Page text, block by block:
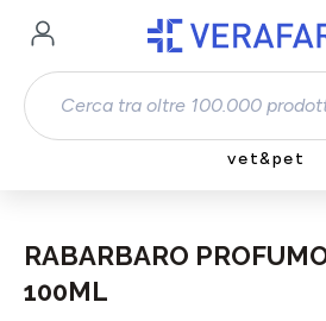
Passa al contenuto principale
vet&pet
RABARBARO
100ML